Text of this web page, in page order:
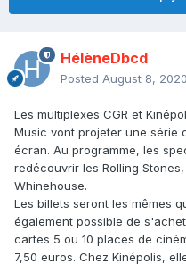
HélèneDbcd
Posted August 8, 2020
Les multiplexes CGR et
Music vont projeter une série
écran. Au programme, les
redécouvrir les Rolling
Whinehouse.
Les billets seront les mêmes
également possible de
cartes 5 ou 10 places de
7,50 euros. Chez Kinépolis,